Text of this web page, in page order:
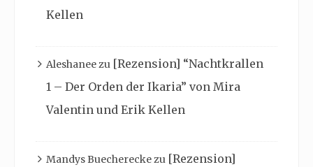
Kellen
Aleshaneezu [Rezension] “Nachtkrallen
1 – Der Orden der Ikaria” von Mira
Valentin und Erik Kellen
Mandys Buechereckezu [Rezension]